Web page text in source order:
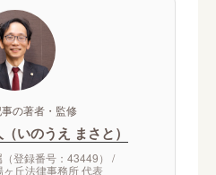
事の著者・監修
いのうえ まさと）
登録番号：43449） /
丘法律事務所 代表